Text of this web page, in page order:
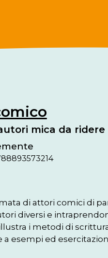
mica da ridere
di attori comici di
diversi e
i metodi di
esempi ed